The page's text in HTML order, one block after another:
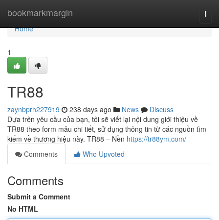
bookmarkmargin
Home
Home
1
TR88
zaynbprh227919 238 days ago News
Discuss
Dựa trên yêu cầu của bạn, tôi sẽ viết lại nội dung giới thiệu về
TR88 theo form mẫu chi tiết, sử dụng thông tin từ các nguồn tìm
kiếm về thương hiệu này. TR88 – Nền https://tr88ym.com/
Comments
Who Upvoted
Comments
Submit a Comment
No HTML